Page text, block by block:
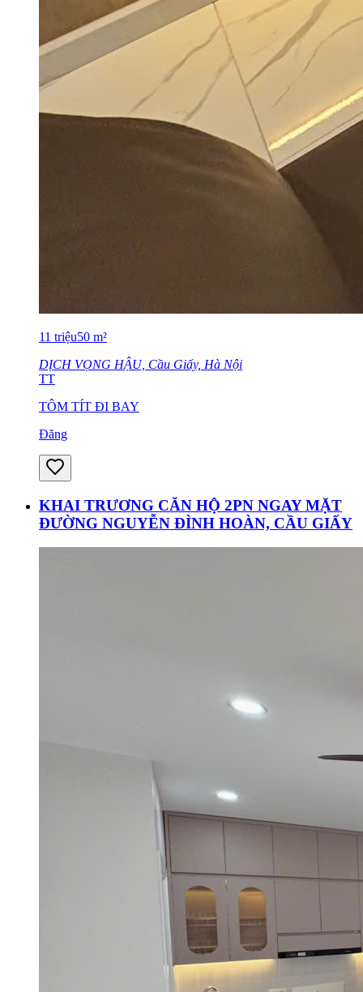
11 triệu50 m²
DỊCH VỌNG HẬU, Cầu Giấy, Hà Nội
TT
TÔM TÍT ĐI BAY
Đăng
KHAI TRƯƠNG CĂN HỘ 2PN NGAY MẶT
ĐƯỜNG NGUYỄN ĐÌNH HOÀN, CẦU GIẤY